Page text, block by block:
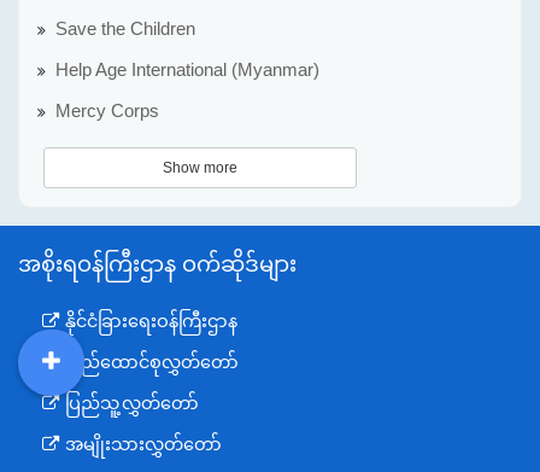
Save the Children
Help Age International (Myanmar)
Mercy Corps
Show more
အစိုးရဝန်ကြီးဌာန ဝက်ဆိုဒ်များ
နိုင်ငံခြားရေးဝန်ကြီးဌာန
ပြည်ထောင်စုလွှတ်တော်
ပြည်သူ့လွှတ်တော်
အမျိုးသားလွှတ်တော်
DDM